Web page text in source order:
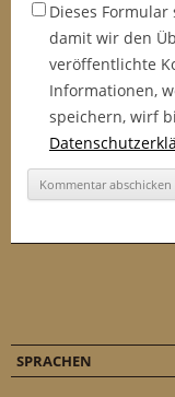
Dieses
damit wir den
veröffentlichte
Informationen,
speichern, wirf
SPRACHEN